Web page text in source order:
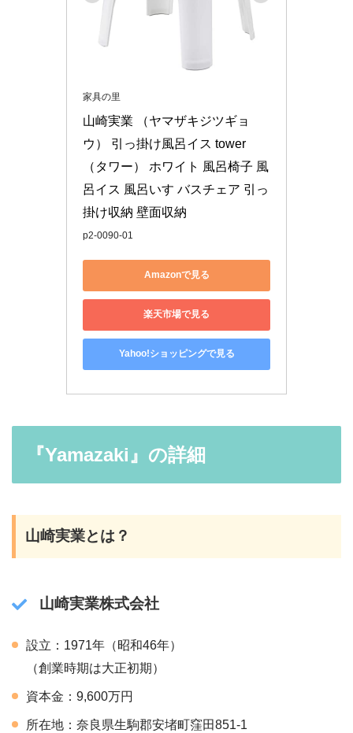
家具の里
山崎実業 （ヤマザキジツギョ
ウ） 引っ掛け風呂イス tower
（タワー） ホワイト 風呂椅子 風
呂イス 風呂いす バスチェア 引っ
掛け収納 壁面収納
p2-0090-01
Amazonで見る
楽天市場で見る
Yahoo!ショッピングで見る
『Yamazaki』の詳細
山崎実業とは？
山崎実業株式会社
設立：1971年（昭和46年）
（創業時期は大正初期）
資本金：9,600万円
所在地：奈良県生駒郡安堵町窪田851-1